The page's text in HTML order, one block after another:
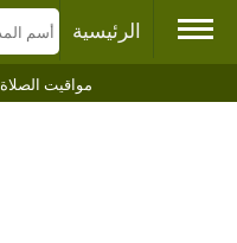
الرئيسية
مواقيت الصلاة